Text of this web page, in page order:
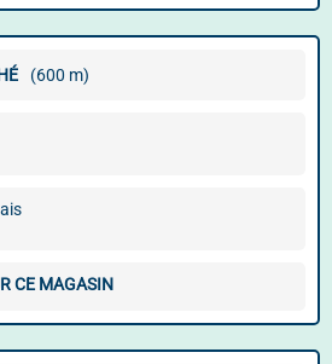
(600 m)
CE MAGASIN